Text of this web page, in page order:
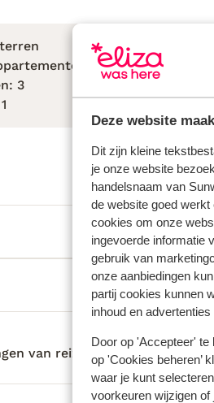
Deze website
Dit zijn kleine
je onze website
handelsnaam van
de website goed
cookies om onze
ingevoerde informatie
gebruik van
onze aanbiedingen
partij cookies kunnen
inhoud en
Door op 'Accepteer'
op 'Cookies beheren’
waar je kunt
voorkeuren wijzigen
15
3
van reizigers die jou